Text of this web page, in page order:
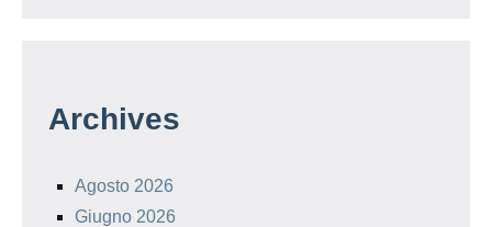
Archives
Agosto 2026
Giugno 2026